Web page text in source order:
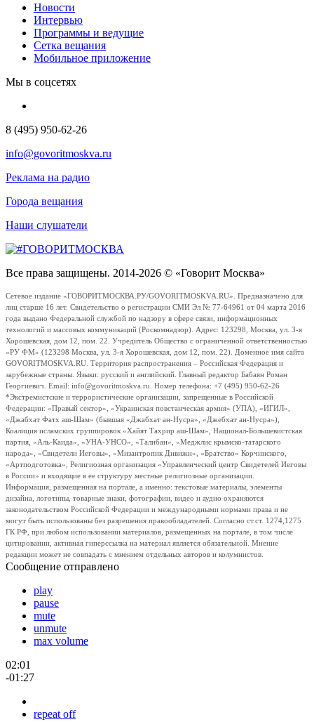
Новости
Интервью
Программы и ведущие
Сетка вещания
Мобильное приложение
Мы в соцсетях
8 (495) 950-62-26
info@govoritmoskva.ru
Реклама на радио
Города вещания
Наши слушатели
Все права защищены. 2014-2026 © «Говорит Москва»
Сетевое издание «ГОВОРИТМОСКВА.РУ/GOVORITMOSKVA.RU». Предназначено для
лиц старше 16 лет. Свидетельство о регистрации СМИ Эл № 77-64961 от 04 марта 2016
года выдано Федеральной службой по надзору в сфере связи, информационных
технологий и массовых коммуникаций (Роскомнадзор). Адрес: 123298, Москва, ул. 3-я
Хорошевская, дом 12, пом. 22. Учредитель Общество с ограниченной ответственностью
«РУ ФМ» (123298 Москва, ул. 3-я Хорошевская, дом 12, пом. 22). Доменное имя сайта
GOVORITMOSKVA.RU. Территория распространения – Российская Федерация и
зарубежные страны. Языки: русский и английский. Главный редактор Бабаян Роман
Георгиевич. Email: info@govoritmoskva.ru. Номер телефона: +7 (495) 950-62-26
*Экстремистские и террористические организации, запрещенные в Российской
Федерации: «Правый сектор», «Украинская повстанческая армия» (УПА), «ИГИЛ»,
«Джабхат Фатх аш-Шам» (бывшая «Джабхат ан-Нусра», «Джебхат ан-Нусра»),
Коалиция исламских группировок «Хайят Тахрир аш-Шам», Национал-Большевистская
партия, «Аль-Каида», «УНА-УНСО», «Талибан», «Меджлис крымско-татарского
народа», «Свидетели Иеговы», «Мизантропик Дивижн», «Братство» Корчинского,
«Артподготовка», Религиозная организация «Управленческий центр Свидетелей Иеговы
в России» и входящие в ее структуру местные религиозные организации.
Информация, размещенная на портале, а именно: текстовые материалы, элементы
дизайна, логотипы, товарные знаки, фотографии, видео и аудио охраняются
законодательством Российской Федерации и международными нормами права и не
могут быть использованы без разрешения правообладателей. Согласно ст.ст. 1274,1275
ГК РФ, при любом использовании материалов, размещенных на портале, в том числе
цитировании, активная гиперссылка на материал является обязательной. Мнение
редакции может не совпадать с мнением отдельных авторов и колумнистов.
Сообщение отправлено
play
pause
mute
unmute
max volume
02:01
-01:27
repeat off